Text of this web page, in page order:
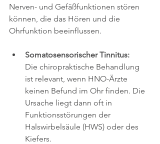
Nerven- und Gefäßfunktionen stören
können, die das Hören und die
Ohrfunktion beeinflussen.
Somatosensorischer Tinnitus:
Die chiropraktische Behandlung
ist relevant, wenn HNO-Ärzte
keinen Befund im Ohr finden. Die
Ursache liegt dann oft in
Funktionsstörungen der
Halswirbelsäule (HWS) oder des
Kiefers.